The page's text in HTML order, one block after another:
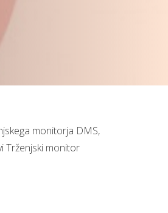
monitorja DMS,
Trženjski monitor